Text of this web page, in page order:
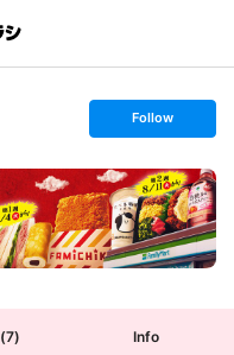
s
t
o
l
l
o
w
Follow
(7) Info